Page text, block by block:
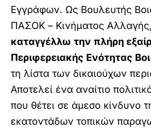
Εγγράφων. Ως Βουλευτής
ΠΑΣΟΚ – Κινήματος Αλλαγής,
καταγγέλλω την πλήρη
Περιφερειακής Ενότητας
τη λίστα των δικαιούχων
Αποτελεί ένα αναίτιο
που θέτει σε άμεσο κίνδυνο
εκατοντάδων τοπικών